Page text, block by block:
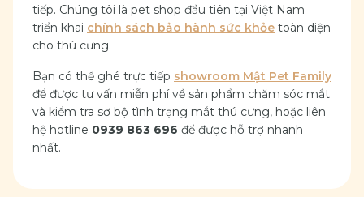
tiếp. Chúng tôi là pet shop đầu tiên tại Việt Nam
triển khai chính sách bảo hành sức khỏe toàn diện
cho thú cưng.
Bạn có thể ghé trực tiếp showroom Mật Pet Family
để được tư vấn miễn phí về sản phẩm chăm sóc mắt
và kiểm tra sơ bộ tình trạng mắt thú cưng, hoặc liên
hệ hotline 0939 863 696 để được hỗ trợ nhanh
nhất.